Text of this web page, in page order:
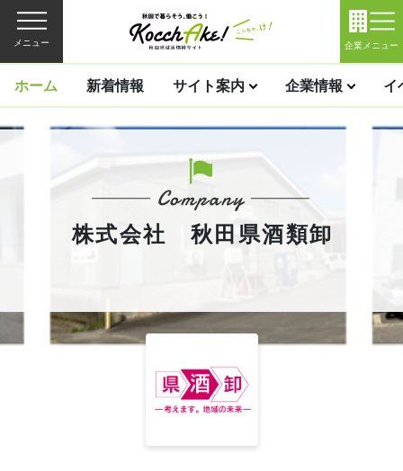
メニュー 企業メニュー
ホーム 新着情報 サイト案内 企業情報 イ
株式会社 秋田県酒類卸